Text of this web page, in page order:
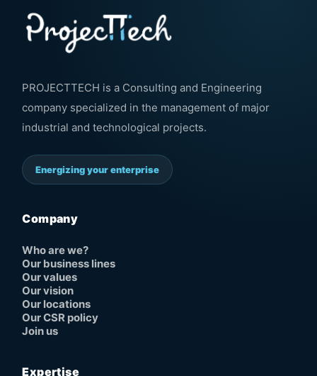
PROJECTTECH is a Consulting and Engineering
company specialized in the management of major
industrial and technological projects.
Energizing your enterprise
Company
Who are we?
Our business lines
Our values
Our vision
Our locations
Our CSR policy
Join us
Expertise